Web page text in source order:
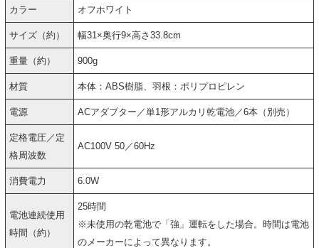
カラー オフホワイト
サイズ（約） 幅31×奥行9×高さ33.8cm
重量（約） 900g
材質 本体：ABS樹脂、羽根：ポリプロピレン
電源 ACアダプター／単1形アルカリ乾電池／6本（別売）
定格電圧／定
格周波数
AC100V 50／60Hz
消費電力 6.0W
電池連続使用
時間（約）
25時間
※未使用の乾電池で「強」運転をした場合。時間は電池
のメーカーによって異なります。